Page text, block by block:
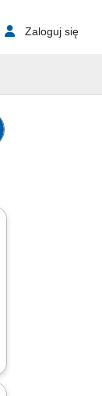
Zaloguj się